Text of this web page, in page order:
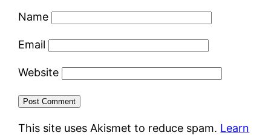
Name
Email
Website
This site uses Akismet to reduce spam. Learn